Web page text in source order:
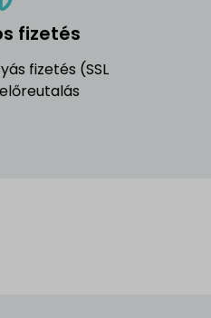
fizetés
fizetés (SSL